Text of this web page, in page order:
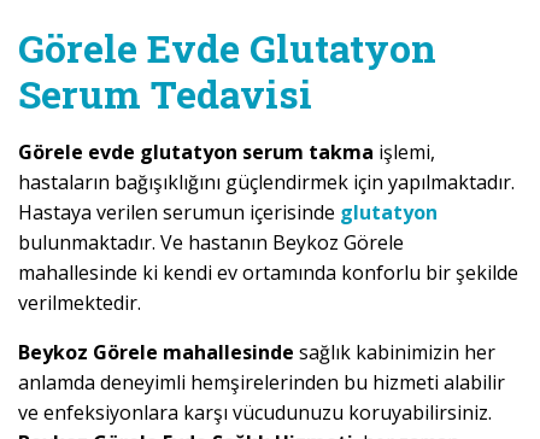
Görele Evde Glutatyon
Serum Tedavisi
Görele evde glutatyon serum takma işlemi,
hastaların bağışıklığını güçlendirmek için yapılmaktadır.
Hastaya verilen serumun içerisinde glutatyon
bulunmaktadır. Ve hastanın Beykoz Görele
mahallesinde ki kendi ev ortamında konforlu bir şekilde
verilmektedir.
Beykoz Görele mahallesinde sağlık kabinimizin her
anlamda deneyimli hemşirelerinden bu hizmeti alabilir
ve enfeksiyonlara karşı vücudunuzu koruyabilirsiniz.